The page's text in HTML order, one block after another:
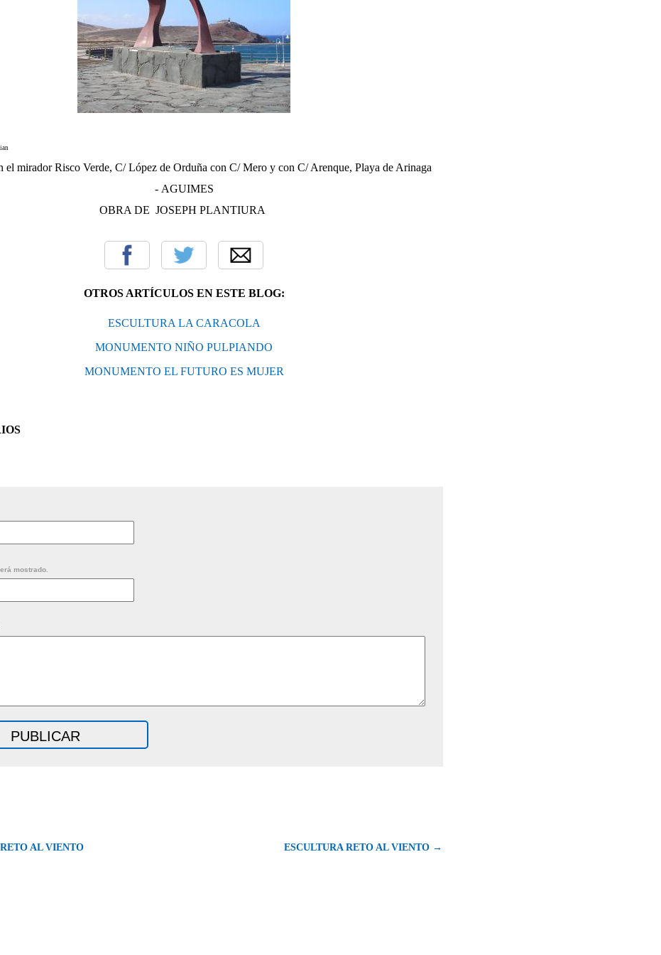
el mirador Risco Verde, C/ López de Orduña con C/ Mero y con C/ Arenque, Playa de Arinaga
- AGUIMES
OBRA DE JOSEPH PLANTIURA
OTROS ARTÍCULOS EN ESTE BLOG:
ESCULTURA LA CARACOLA
MONUMENTO NIÑO PULPIANDO
MONUMENTO EL FUTURO ES MUJER
mostrado.
AL VIENTO ESCULTURA RETO AL VIENTO →